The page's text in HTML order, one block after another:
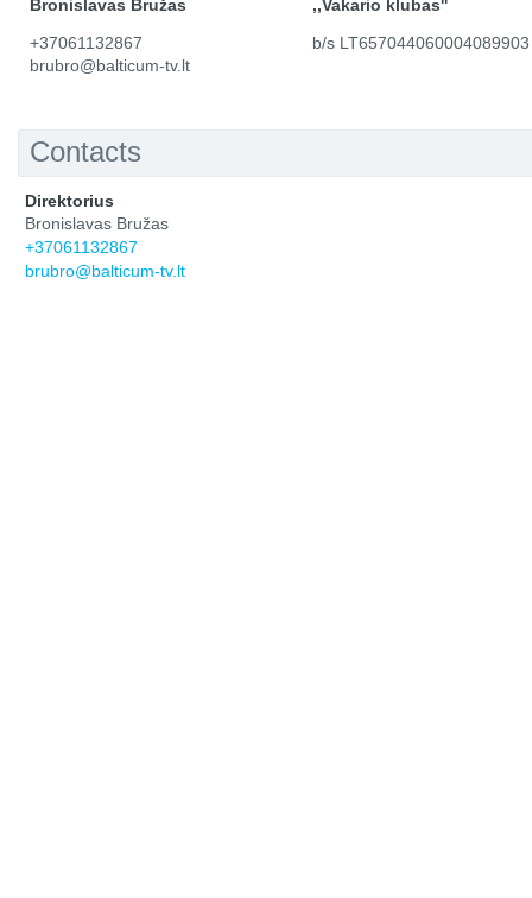
Bronislavas Bružas
+37061132867
brubro@balticum-tv.lt
,,Vakario klubas''
b/s LT657044060004089903
Contacts
Direktorius
Bronislavas Bružas
+37061132867
brubro@balticum-tv.lt